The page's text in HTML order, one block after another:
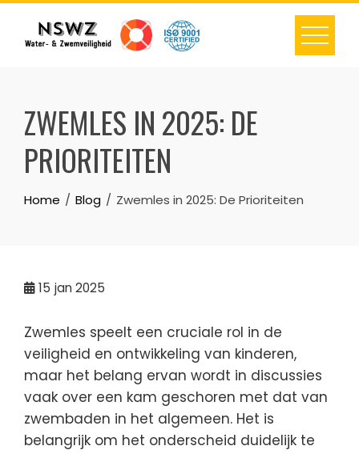
Skip
content
ZWEMLES IN 2025: DE
PRIORITEITEN
Home Blog Zwemles in 2025: De Prioriteiten
15 jan 2025
Zwemles speelt een cruciale rol in de
veiligheid en ontwikkeling van kinderen,
maar het belang ervan wordt in discussies
vaak over een kam geschoren met dat van
zwembaden in het algemeen. Het is
belangrijk om het onderscheid duidelijk te